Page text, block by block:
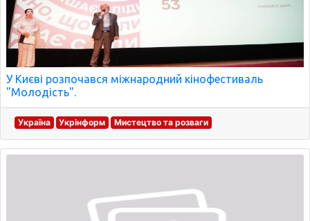
У Києві розпочався міжнародний кінофестиваль
"Молодість".
Україна Укрінформ Мистецтво та розваги